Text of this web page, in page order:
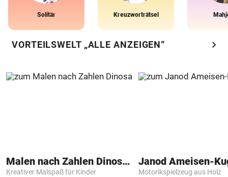
Solitär Kreuzworträtsel
VORTEILSWELT „ALLE ANZEIGEN“ chevron_right
Malen nach Zahlen Dinosaurier
Kreativer Malspaß für Kinder
Janod Ameisen-
Motorikspielzeug aus Holz